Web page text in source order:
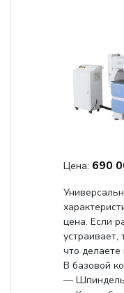
Цена: 690
цена. Если
устраивает,
что
В базовой
—